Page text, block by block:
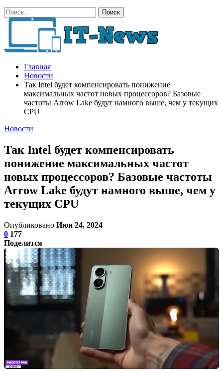
Главная
Новости
Так Intel будет компенсировать понижение
максимальных частот новых процессоров? Базовые
частоты Arrow Lake будут намного выше, чем у текущих
CPU
Новости
Так Intel будет компенсировать
понижение максимальных частот
новых процессоров? Базовые частоты
Arrow Lake будут намного выше, чем у
текущих CPU
Опубликовано Июн 24, 2024
0 177
Поделится